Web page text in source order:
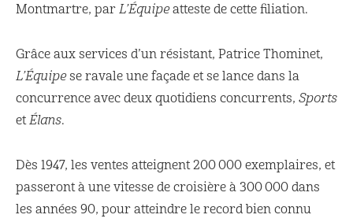
Montmartre, par L’Équipeatteste de cette filiation.
Grâce aux services d’un résistant, Patrice Thominet,
L’Équipese ravale une façade et se lance dans la
concurrence avec deux quotidiens concurrents, Sports
etÉlans.
Dès 1947, les ventes atteignent 200 000 exemplaires, et
passeront à une vitesse de croisière à 300 000 dans
les années 90, pour atteindre le record bien connu